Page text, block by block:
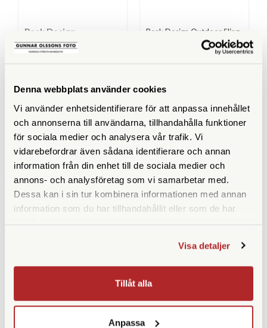
Denna webbplats använder cookies
Vi använder enhetsidentifierare för att anpassa innehållet
och annonserna till användarna, tillhandahålla funktioner
för sociala medier och analysera vår trafik. Vi
vidarebefordrar även sådana identifierare och annan
information från din enhet till de sociala medier och
annons- och analysföretag som vi samarbetar med.
Dessa kan i sin tur kombinera informationen med annan
information som du har tillhandahållit eller som de har
Visa detaljer
Tillåt alla
Anpassa
Peak Design
Peak Design Outdoor Sling
Finns i lager
849 SEK
LÄS MER
KÖP
Peak Design Outdoor Sling
4L Kelp (BAS-4-KP-1)
Finns i lager
849 SEK
KÖP
SPECIFIKATIONER
310 x 175 x 50
Innermått (cm) 305 x 170 x 45
4L